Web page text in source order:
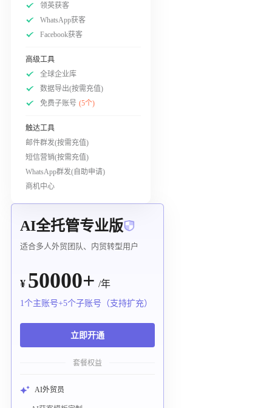
领英获客
WhatsApp获客
Facebook获客
高级工具
全球企业库
数据导出(按需充值)
免费子账号 (5个)
触达工具
邮件群发(按需充值)
短信营销(按需充值)
WhatsApp群发(自助申请)
商机中心
AI全托管专业版
适合多人外贸团队、内贸转型用户
¥ 50000+ /年
1个主账号+5个子账号（支持扩充）
立即开通
套餐权益
AI外贸员